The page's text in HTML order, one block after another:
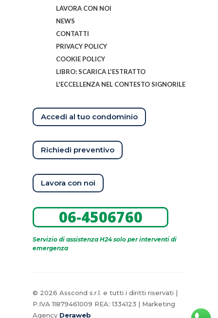
LAVORA CON NOI
NEWS
CONTATTI
PRIVACY POLICY
COOKIE POLICY
LIBRO: SCARICA L'ESTRATTO
L'ECCELLENZA NEL CONTESTO SIGNORILE
Accedi al tuo condominio
Richiedi preventivo
Lavora con noi
06-4506760
Servizio di assistenza H24 solo per interventi di
emergenza
© 2026 Asscond s.r.l. e tutti i diritti riservati |
P.IVA 11879461009 REA: 1334123 | Marketing
Agency Deraweb